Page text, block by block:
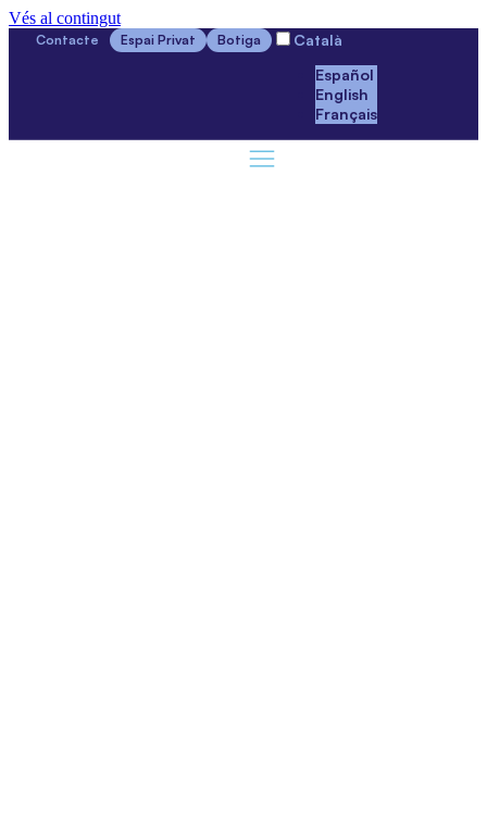
Vés al contingut
Contacte Espai Privat Botiga
Català
Español
English
Français